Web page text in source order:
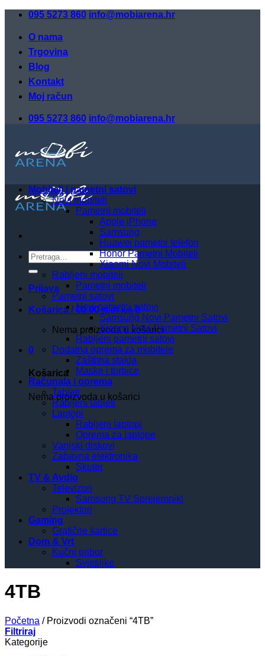
Skip
content
095 5273 860 info@mobiarena.hr
O nama
Trgovina
Blog
Kontakt
Moj račun
095 5273 860 info@mobiarena.hr
Pretraži:
Prijava
Košarica /€0.00 (0.00 kn) 0
Nema proizvoda u košarici
0
Košarica
Nema proizvoda u košarici
Mobiteli i pametni satovi
Novi mobiteli
Pametni mobiteli
Apple iPhone
Samsung
Huawei pametni telefon
Honor Pametni Mobiteli
Xiaomi Novi Mobiteli
Rabljeni mobiteli
Pametni mobiteli
Pametni satovi
Novi pametni satovi
Samsung Novi Pametni Satovi
Xiaomi Novi Pametni Satovi
Rabljeni pametni satovi
Dodatna oprema za mobitele
Zaštitna stakla
Maske i torbice
Računala i oprema
Tableti
Rabljeni tableti
Laptopi
Rabljeni laptopi
Oprema za laptope
Vanjski diskovi
Zabavna elektronika
Skuter
TV & Avdio
Televizori
Samsung TV Sprejemniki
Projektori
Gaming
Grafične kartice
Dom & Vrt
Kučni pribor
Svjetiljke
4TB
Početna /Proizvodi označeni “4TB”
Filtriraj
Kategorije